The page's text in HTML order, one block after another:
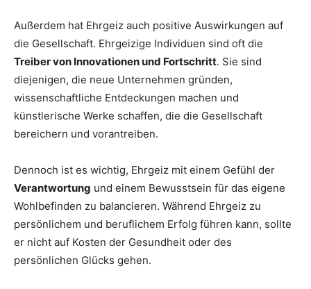
Außerdem hat Ehrgeiz auch positive Auswirkungen auf
die Gesellschaft. Ehrgeizige Individuen sind oft die
Treiber von Innovationen und Fortschritt. Sie sind
diejenigen, die neue Unternehmen gründen,
wissenschaftliche Entdeckungen machen und
künstlerische Werke schaffen, die die Gesellschaft
bereichern und vorantreiben.
Dennoch ist es wichtig, Ehrgeiz mit einem Gefühl der
Verantwortung und einem Bewusstsein für das eigene
Wohlbefinden zu balancieren. Während Ehrgeiz zu
persönlichem und beruflichem Erfolg führen kann, sollte
er nicht auf Kosten der Gesundheit oder des
persönlichen Glücks gehen.